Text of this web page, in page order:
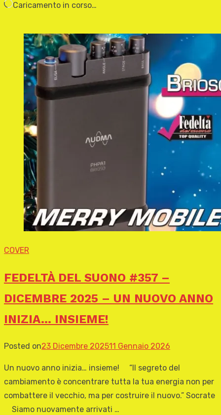
Caricamento in corso…
COVER
FEDELTÀ DEL SUONO #357 –
DICEMBRE 2025 – UN NUOVO ANNO
INIZIA… INSIEME!
Posted on23 Dicembre 202511 Gennaio 2026
Un nuovo anno inizia… insieme! “Il segreto del
cambiamento è concentrare tutta la tua energia non per
combattere il vecchio, ma per costruire il nuovo.” Socrate
Siamo nuovamente arrivati …